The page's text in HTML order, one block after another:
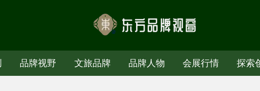
品牌视野 文旅品牌 品牌人物 会展行情 探索